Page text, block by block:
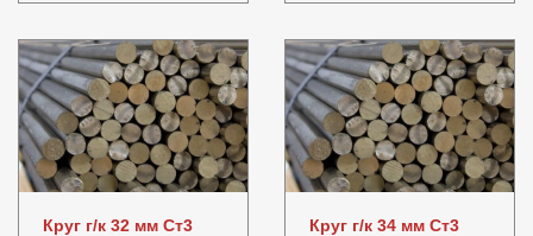
Круг г/к 32 мм Ст3 Круг г/к 34 мм Ст3